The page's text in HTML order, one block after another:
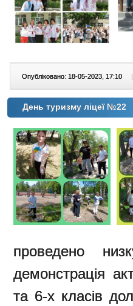
Опубліковано: 18-05-2023, 17:10 |
День туризму ліцеї №22
проведено
демонстрація
та 6-х класів